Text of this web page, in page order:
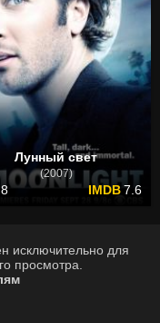
Лунный свет
(2007)
7.6
исключительно для
просмотра.